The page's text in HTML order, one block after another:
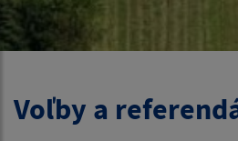
Voľby a